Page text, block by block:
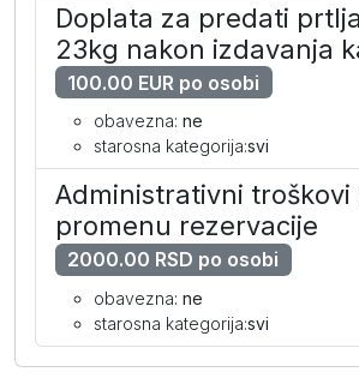
Doplata za predati
23kg nakon izdavanja
100.00 EUR po osobi
obavezna: ne
starosna kategorija:svi
Administrativni troškovi
promenu rezervacije
2000.00 RSD po osobi
obavezna: ne
starosna kategorija:svi